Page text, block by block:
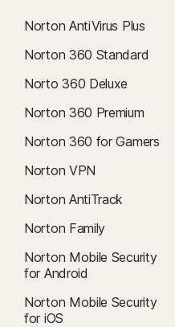
Norton AntiVirus Plus
Norton 360 Standard
Norto 360 Deluxe
Norton 360 Premium
Norton 360 for Gamers
Norton VPN
Norton AntiTrack
Norton Family
Norton Mobile Security
for Android
Norton Mobile Security
for iOS